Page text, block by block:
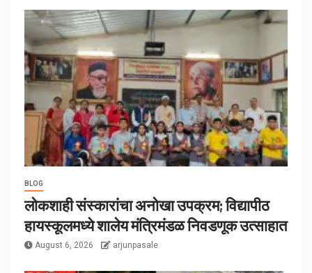
BLOG
लोकशाही संस्कारांचा अनोखा उपक्रम; विद्यापीठ
हायस्कूलमध्ये शालेय मंत्रिमंडळ निवडणूक उत्साहात
August 6, 2026 arjunpasale